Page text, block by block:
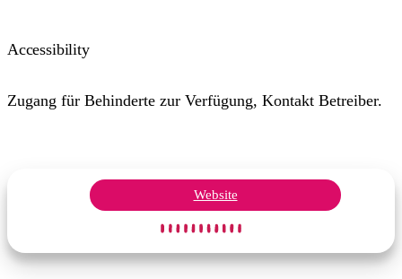
Accessibility
Zugang für Behinderte zur Verfügung, Kontakt Betreiber.
Website